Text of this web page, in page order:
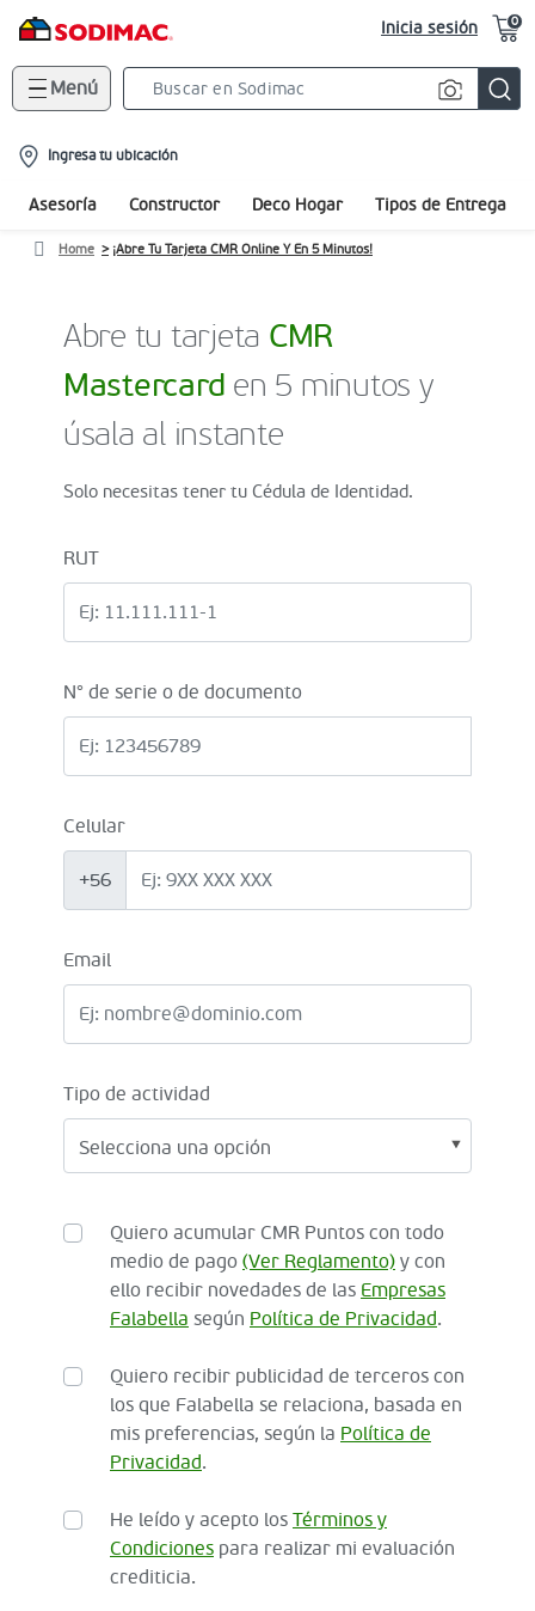
Inicia sesión 0
Menú
location-
icon
Ingresa tu ubicación
Asesoría Constructor Deco Hogar Tipos de Entrega
Home ¡Abre Tu Tarjeta CMR Online Y En 5 Minutos!
Abre tu tarjeta CMR
Mastercard en 5 minutos y
úsala al instante
Solo necesitas tener tu Cédula de Identidad.
RUT
N° de serie o de documento
Celular
+56
Email
Tipo de actividad
Quiero acumular CMR Puntos con todo
medio de pago (Ver Reglamento) y con
ello recibir novedades de las Empresas
Falabella según Política de Privacidad.
Quiero recibir publicidad de terceros con
los que Falabella se relaciona, basada en
mis preferencias, según la Política de
Privacidad.
He leído y acepto los Términos y
Condiciones para realizar mi evaluación
crediticia.